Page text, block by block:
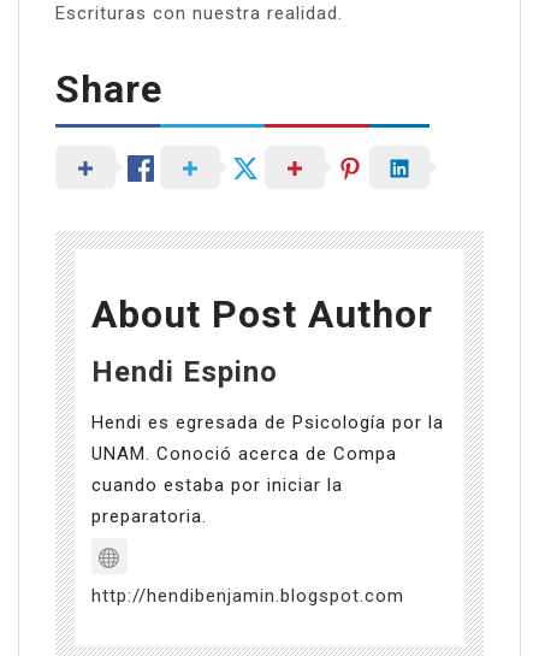
Escrituras con nuestra realidad.
Share
About Post Author
Hendi Espino
Hendi es egresada de Psicología por la
UNAM. Conoció acerca de Compa
cuando estaba por iniciar la
preparatoria.
http://hendibenjamin.blogspot.com